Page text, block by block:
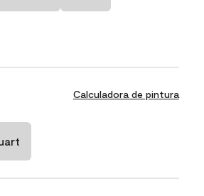
Calculadora de pintura